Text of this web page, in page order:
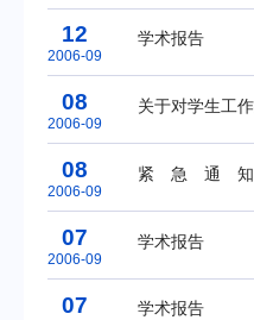
12
2006-09
学术报告
08
2006-09
08
2006-09
紧 急 通 知
07
2006-09
学术报告
07 学术报告